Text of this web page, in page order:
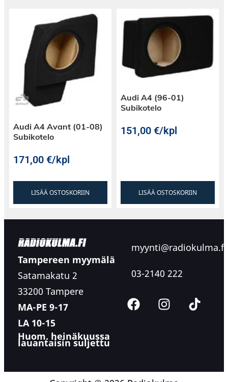
Audi A4 Avant (01-08)
Subikotelo
171,00€/kpl
LISÄÄ OSTOSKORIIN
Audi A4 (96-01)
Subikotelo
151,00€/kpl
LISÄÄ OSTOSKORIIN
Tampereen myymälä
Satamakatu 2
33200 Tampere
MA-PE 9-17
LA 10-15
Huom. heinäkuussa
lauantaisin suljettu
myynti@radiokulma.fi
03-2140 222